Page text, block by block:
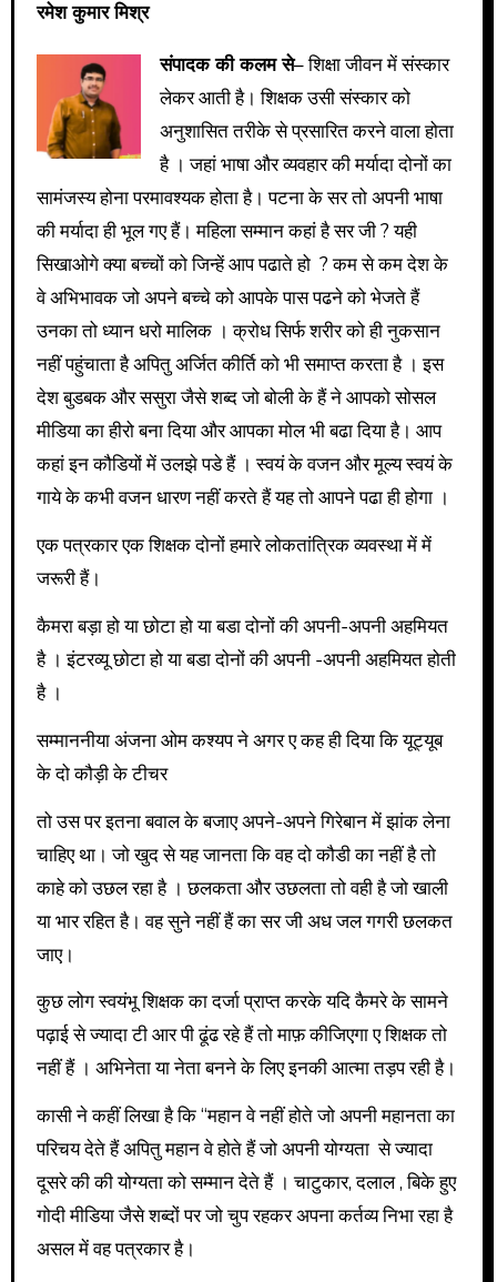
रमेश कुमार मिश्र
संपादक की कलम से– शिक्षा जीवन में संस्कार
लेकर आती है। शिक्षक उसी संस्कार को
अनुशासित तरीके से प्रसारित करने वाला होता
है । जहां भाषा और व्यवहार की मर्यादा दोनों का
सामंजस्य होना परमावश्यक होता है। पटना के सर तो अपनी भाषा
की मर्यादा ही भूल गए हैं। महिला सम्मान कहां है सर जी ? यही
सिखाओगे क्या बच्चों को जिन्हें आप पढाते हो ? कम से कम देश के
वे अभिभावक जो अपने बच्चे को आपके पास पढने को भेजते हैं
उनका तो ध्यान धरो मालिक । क्रोध सिर्फ शरीर को ही नुकसान
नहीं पहुंचाता है अपितु अर्जित कीर्ति को भी समाप्त करता है । इस
देश बुडबक और ससुरा जैसे शब्द जो बोली के हैं ने आपको सोसल
मीडिया का हीरो बना दिया और आपका मोल भी बढा दिया है। आप
कहां इन कौडियों में उलझे पडे हैं । स्वयं के वजन और मूल्य स्वयं के
गाये के कभी वजन धारण नहीं करते हैं यह तो आपने पढा ही होगा ।
एक पत्रकार एक शिक्षक दोनों हमारे लोकतांत्रिक व्यवस्था में में
जरूरी हैं।
कैमरा बड़ा हो या छोटा हो या बडा दोनों की अपनी-अपनी अहमियत
है । इंटरव्यू छोटा हो या बडा दोनों की अपनी -अपनी अहमियत होती
है ।
सम्माननीया अंजना ओम कश्यप ने अगर ए कह ही दिया कि यूट्यूब
के दो कौड़ी के टीचर
तो उस पर इतना बवाल के बजाए अपने-अपने गिरेबान में झांक लेना
चाहिए था। जो खुद से यह जानता कि वह दो कौडी का नहीं है तो
काहे को उछल रहा है । छलकता और उछलता तो वही है जो खाली
या भार रहित है। वह सुने नहीं हैं का सर जी अध जल गगरी छलकत
जाए।
कुछ लोग स्वयंभू शिक्षक का दर्जा प्राप्त करके यदि कैमरे के सामने
पढ़ाई से ज्यादा टी आर पी ढूंढ रहे हैं तो माफ़ कीजिएगा ए शिक्षक तो
नहीं हैं । अभिनेता या नेता बनने के लिए इनकी आत्मा तड़प रही है।
कासी ने कहीं लिखा है कि “महान वे नहीं होते जो अपनी महानता का
परिचय देते हैं अपितु महान वे होते हैं जो अपनी योग्यता से ज्यादा
दूसरे की की योग्यता को सम्मान देते हैं । चाटुकार, दलाल , बिके हुए
गोदी मीडिया जैसे शब्दों पर जो चुप रहकर अपना कर्तव्य निभा रहा है
असल में वह पत्रकार है।